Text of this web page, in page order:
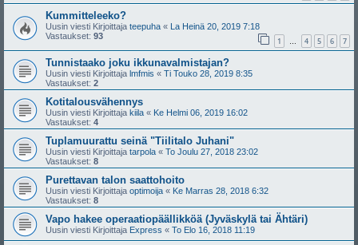
Kummitteleeko?
Uusin viesti Kirjoittaja teepuha « La Heinä 20, 2019 7:18
Vastaukset: 93 1 … 4 5 6 7
Tunnistaako joku ikkunavalmistajan?
Uusin viesti Kirjoittaja lmfmis « Ti Touko 28, 2019 8:35
Vastaukset: 2
Kotitalousvähennys
Uusin viesti Kirjoittaja kiila « Ke Helmi 06, 2019 16:02
Vastaukset: 4
Tuplamuurattu seinä "Tiilitalo Juhani"
Uusin viesti Kirjoittaja tarpola « To Joulu 27, 2018 23:02
Vastaukset: 8
Purettavan talon saattohoito
Uusin viesti Kirjoittaja optimoija « Ke Marras 28, 2018 6:32
Vastaukset: 8
Vapo hakee operaatiopäällikköä (Jyväskylä tai Ähtäri)
Uusin viesti Kirjoittaja Express « To Elo 16, 2018 11:19